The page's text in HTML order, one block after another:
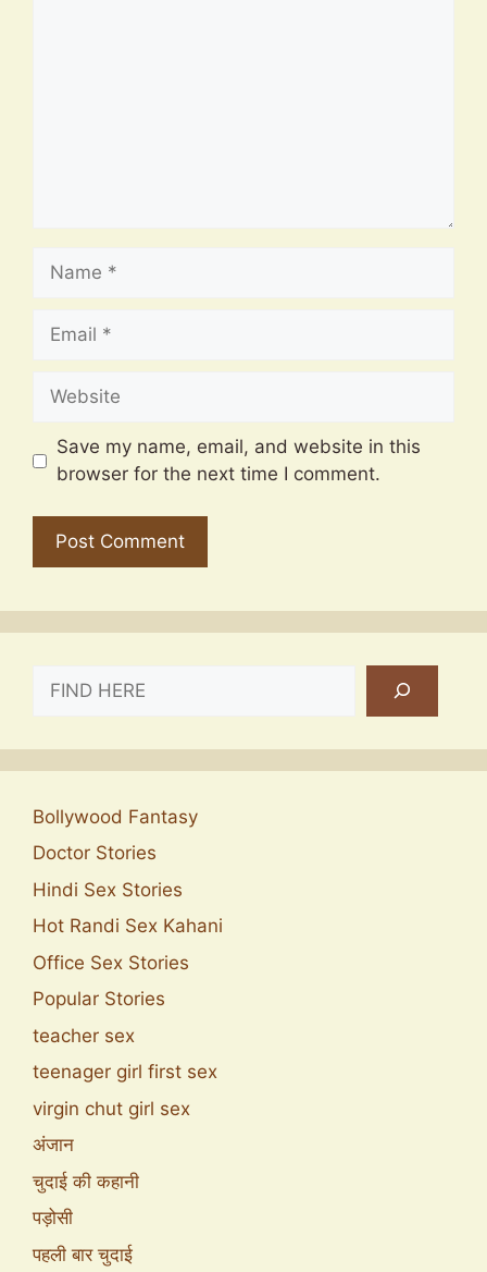
Name
Email
Website
Save my name, email, and website in this
browser for the next time I comment.
Bollywood Fantasy
Doctor Stories
Hindi Sex Stories
Hot Randi Sex Kahani
Office Sex Stories
Popular Stories
teacher sex
teenager girl first sex
virgin chut girl sex
अंजान
चुदाई की कहानी
पड़ोसी
पहली बार चुदाई